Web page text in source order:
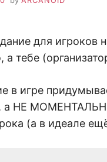
для игроков
а тебе
в игре
а НЕ
(а в идеале